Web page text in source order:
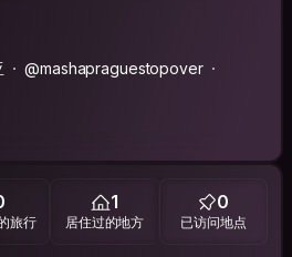
@mashapraguestopover
旅行
1
居住过的地方
0
已访问地点